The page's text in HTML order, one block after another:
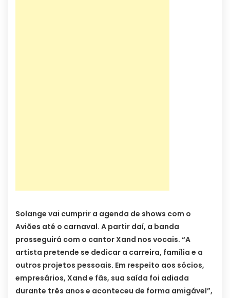
Solange vai cumprir a agenda de shows com o
Aviões até o carnaval. A partir daí, a banda
prosseguirá com o cantor Xand nos vocais. “A
artista pretende se dedicar a carreira, família e a
outros projetos pessoais. Em respeito aos sócios,
empresários, Xand e fãs, sua saída foi adiada
durante três anos e aconteceu de forma amigável”,